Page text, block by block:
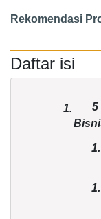
Rekomendasi
Daftar isi
1.
5
1.
1.